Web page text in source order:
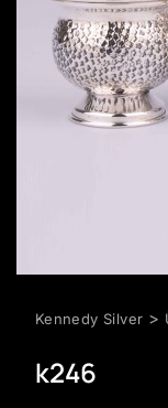
Kennedy Silver >
k246